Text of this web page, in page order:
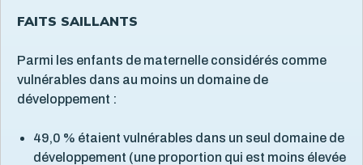
Utilisation des écrans
FAITS SAILLANTS
Parmi les enfants de maternelle considérés comme
vulnérables dans au moins un domaine de
développement :
49,0 % étaient vulnérables dans un seul domaine de
développement (une proportion qui est moins élevée